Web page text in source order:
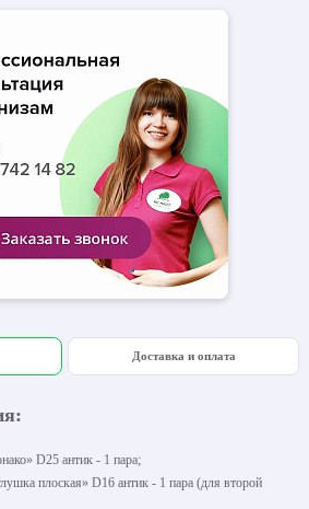
Доставка и оплата
D25 антик - 1 пара;
плоская» D16 антик - 1 пара (для второй